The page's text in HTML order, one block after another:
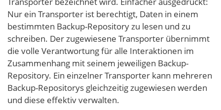
Nur ein Transporter ist berechtigt, Daten in einem
bestimmten Backup-Repository zu lesen und zu
schreiben. Der zugewiesene Transporter übernimmt
die volle Verantwortung für alle Interaktionen im
Zusammenhang mit seinem jeweiligen Backup-
Repository. Ein einzelner Transporter kann mehreren
Backup-Repositorys gleichzeitig zugewiesen werden
und diese effektiv verwalten.